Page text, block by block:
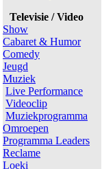
Televisie / Video
Show
Cabaret & Humor
Comedy
Jeugd
Muziek
Live Performance
Videoclip
Muziekprogramma
Omroepen
Programma Leaders
Reclame
Loeki